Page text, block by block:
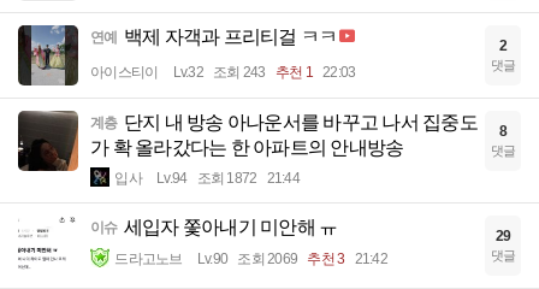
연예 백제 자객과 프리티걸 ㅋㅋ
아이스티이 Lv.32 조회 243 추천 1 22:03
2
댓글
계층 단지 내 방송 아나운서를 바꾸고 나서 집중도
가 확 올라갔다는 한 아파트의 안내방송
입사 Lv.94 조회 1872 21:44
8
댓글
이슈 세입자 쫓아내기 미안해 ㅠ
드라고노브 Lv.90 조회 2069 추천 3 21:42
29
댓글